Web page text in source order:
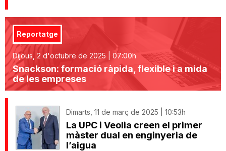
Reportatge
Dijous, 2 d'octubre de 2025 | 07:00h
Snackson: formació ràpida, flexible i a mida
de les empreses
Dimarts, 11 de març de 2025 | 10:53h
La UPC i Veolia creen el primer
màster dual en enginyeria de
l’aigua